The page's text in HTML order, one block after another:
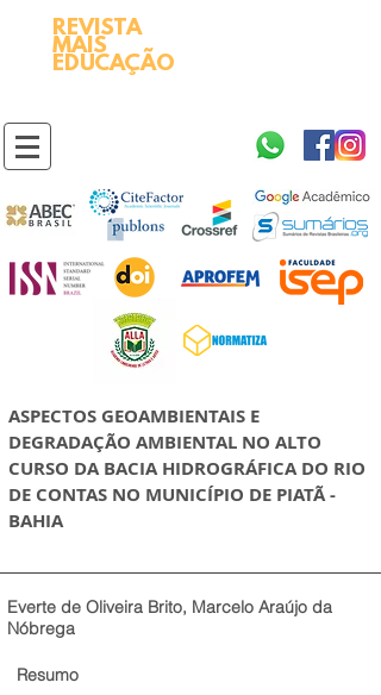
REVISTA
MAIS
EDUCAÇÃO
ASPECTOS GEOAMBIENTAIS E
DEGRADAÇÃO AMBIENTAL NO ALTO
CURSO DA BACIA HIDROGRÁFICA DO RIO
DE CONTAS NO MUNICÍPIO DE PIATÃ -
BAHIA
Everte de Oliveira Brito, Marcelo Araújo da
Nóbrega
Resumo